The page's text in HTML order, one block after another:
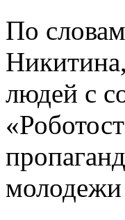
По
людей с